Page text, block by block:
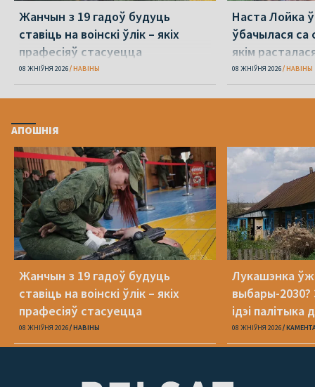
Жанчын з 19 гадоў будуць
ставіць на воінскі ўлік – якіх
прафесіяў стасуецца
08 ЖНІЎНЯ 2026 НАВІНЫ
Наста Лойка
ўбачылася са
якім
амаль 4 гады
08 ЖНІЎНЯ 2026 НАВІНЫ
АПОШНІЯ
Жанчын з 19 гадоў будуць
ставіць на воінскі ўлік – якіх
прафесіяў стасуецца
08 ЖНІЎНЯ 2026 НАВІНЫ
Лукашэнка
выбары-
ідэі палітыка
08 ЖНІЎНЯ 2026